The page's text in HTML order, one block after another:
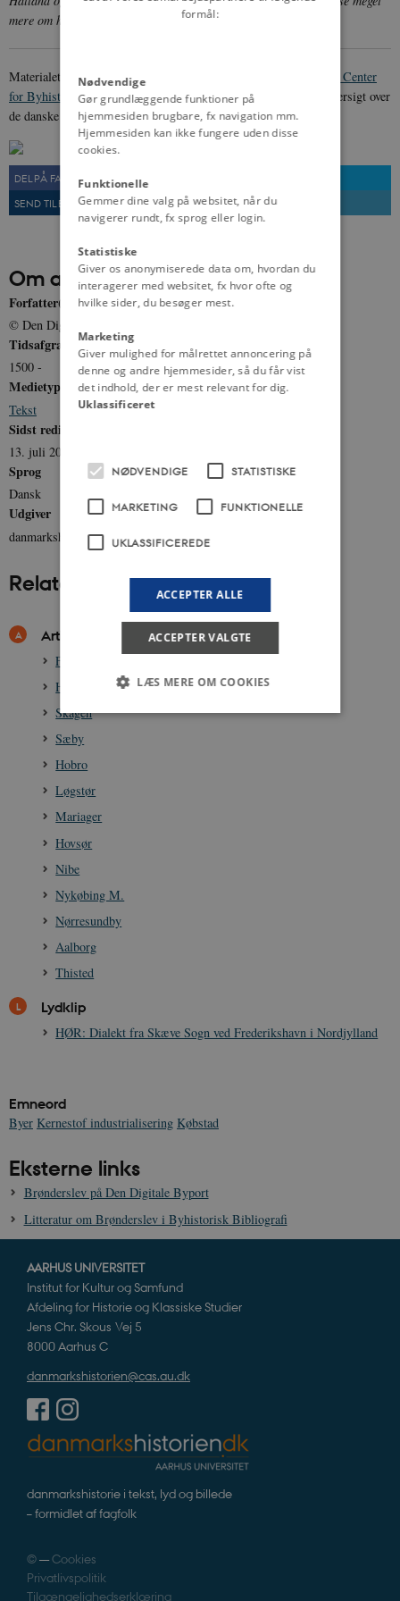
mere om her på siden.
© danmarkshistorien.dk
Materialet er udarbejdet af
Dansk Center
for Byhistorie. Mere information om arbejdet, samt en samlet oversigt over
de danske købstæder, kan findesher.
DEL PÅ FACEBOOK
SEND TIL EN VEN
UDSKRIV
Om artiklen
Forfatter(e)
© Den Digitale Byport: Danmarks købstæder
Tidsafgrænsning
1500 -
Medietype
Tekst
Sidst redigeret
13. juli 2011
Sprog
Dansk
Udgiver
danmarkshistorien.dk
Relateret indhold
Artikler
Frederikshavn
Hjørring
Skagen
Sæby
Hobro
Løgstør
Mariager
Hovsør
Nibe
Nykøbing M.
Nørresundby
Aalborg
Thisted
Lydklip
HØR: Dialekt fra Skæve Sogn ved Frederikshavn i Nordjylland
Emneord
Byer Kernestof industrialisering Købstad
Eksterne links
Brønderslev på Den Digitale Byport
Litteratur om Brønderslev i Byhistorisk Bibliografi
AARHUS UNIVERSITET
Institut for Kultur og Samfund
Afdeling for Historie og Klassiske Studier
Jens Chr. Skous Vej 5
8000 Aarhus C
danmarkshistorien@cas.au.dk
danmarkshistorie i tekst, lyd og billede
– formidlet af fagfolk
©—Cookies
Privatlivspolitik
Tilgængelighedserklæring
formål:
Nødvendige
Gør grundlæggende funktioner på
hjemmesiden brugbare, fx navigation mm.
Hjemmesiden kan ikke fungere uden disse
cookies.
Funktionelle
Gemmer dine valg på websitet, når du
navigerer rundt, fx sprog eller login.
Statistiske
Giver os anonymiserede data om, hvordan du
interagerer med websitet, fx hvor ofte og
hvilke sider, du besøger mest.
Marketing
Giver mulighed for målrettet annoncering på
denne og andre hjemmesider, så du får vist
det indhold, der er mest relevant for dig.
Uklassificeret
NØDVENDIGE STATISTISKE
MARKETING FUNKTIONELLE
UKLASSIFICEREDE
ACCEPTER ALLE
ACCEPTER VALGTE
LÆS MERE OM COOKIES
hjemmesiden brugbar ved at aktivere nogle
Hjemmesiden kan ikke fungerer uden disse
Navn
be_typo_user
sp_landing
JSESSIONID
XSRF-TOKEN